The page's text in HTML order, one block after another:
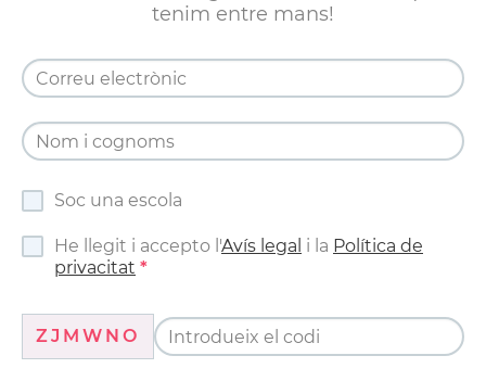
tenim entre mans!
Soc una escola
He llegit i accepto l'Avís legal i la Política de
privacitat
ZJMWNO